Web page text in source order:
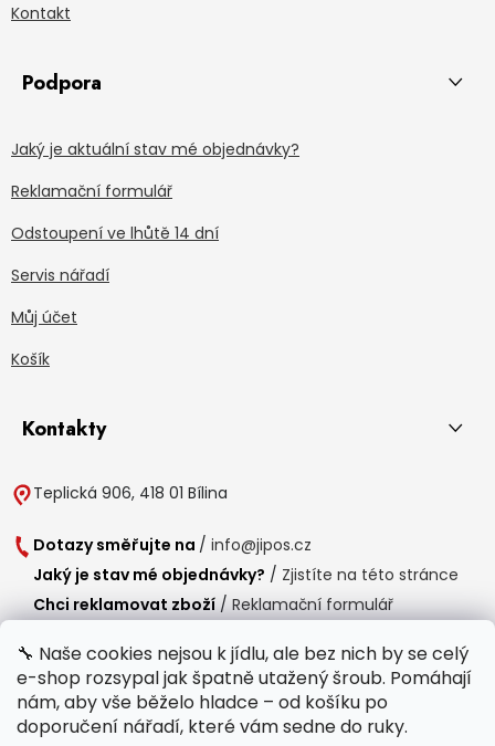
🔧 Naše cookies nejsou k jídlu, ale bez nich by se celý
e-shop rozsypal jak špatně utažený šroub. Pomáhají
nám, aby vše běželo hladce – od košíku po
doporučení nářadí, které vám sedne do ruky.
Kontakt
Podpora
Jaký je aktuální stav mé objednávky?
Reklamační formulář
Odstoupení ve lhůtě 14 dní
Servis nářadí
Můj účet
Košík
Kontakty
Teplická 906, 418 01 Bílina
Dotazy směřujte na / info@jipos.cz
Jaký je stav mé objednávky? / Zjistíte na této stránce
Chci reklamovat zboží / Reklamační formulář
Provozní doba
Po-Čt / 8:00 - 15:00